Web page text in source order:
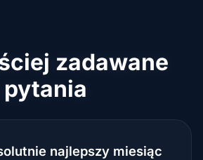
zadawane
pytania
najlepszy miesiąc